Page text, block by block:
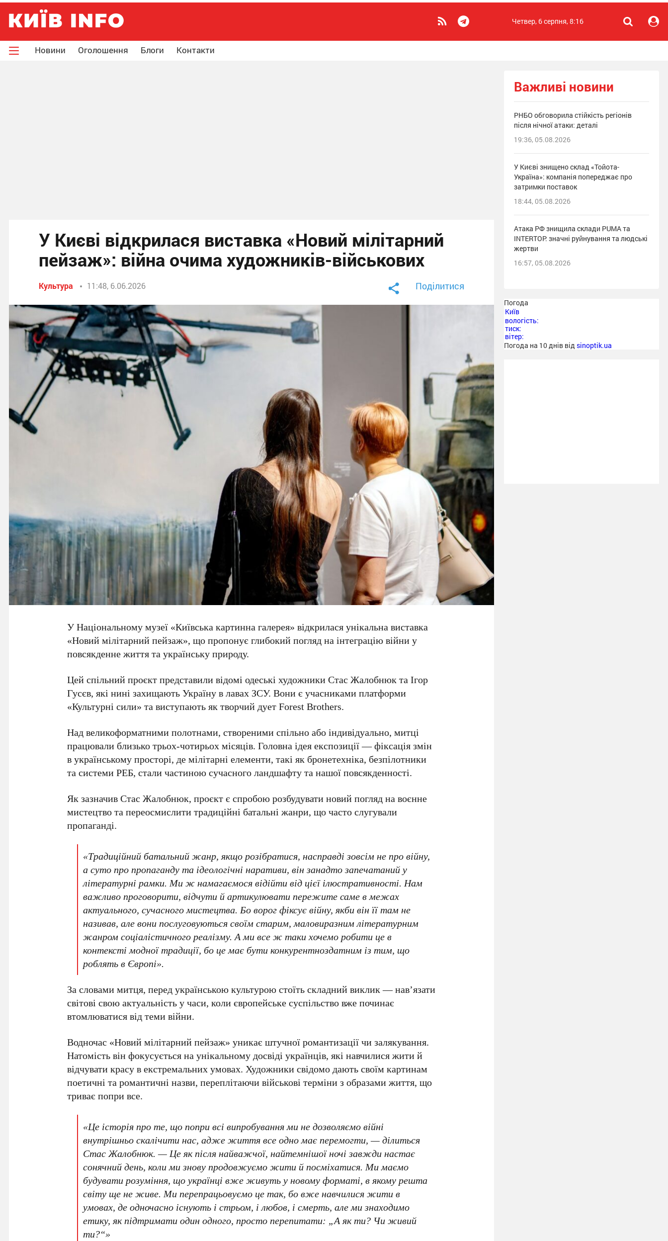
Четвер, 6 серпня, 8:16
Новини Оголошення Блоги Контакти
У Києві відкрилася виставка «Новий мілітарний
пейзаж»: війна очима художників-військових
Культура 11:48, 6.06.2026 Поділитися
УНаціональному музеї «Київська картинна галерея» відкрилася унікальна виставка
«Новий мілітарний пейзаж», що пропонує глибокий погляд на інтеграцію війни у
повсякденне життя та українську природу.
Цей спільний проєкт представили відомі одеські художникиСтас ЖалобнюктаІгор
Гусєв, які нині захищають Україну в лавах ЗСУ. Вони є учасниками платформи
«Культурні сили» та виступають як творчий дуетForest Brothers.
Над великоформатними полотнами, створеними спільно або індивідуально, митці
працювали близькотрьох-чотирьох місяців. Головна ідея експозиції — фіксація змін
в українському просторі, де мілітарні елементи, такі як бронетехніка, безпілотники
та системи РЕБ, стали частиною сучасного ландшафту та нашої повсякденності.
Як зазначивСтас Жалобнюк, проєкт є спробою розбудувати новий погляд на воєнне
мистецтво та переосмислити традиційні батальні жанри, що часто слугували
пропаганді.
«Традиційний батальний жанр, якщо розібратися, насправді зовсім не про війну,
а суто про пропаганду та ідеологічні наративи, він занадто запечатаний у
літературні рамки. Ми ж намагаємося відійти від цієї ілюстративності. Нам
важливо проговорити, відчути й артикулювати пережите саме в межах
актуального, сучасного мистецтва. Бо ворог фіксує війну, якби він її там не
називав, але вони послуговуються своїм старим, маловиразним літературним
жанром соціалістичного реалізму. А ми все ж таки хочемо робити це в
контексті модної традиції, бо це має бути конкурентноздатним із тим, що
роблять в Європі».
За словами митця, перед українською культурою стоїть складний виклик — нав’язати
світові свою актуальність у часи, коли європейське суспільство вже починає
втомлюватися від теми війни.
Водночас «Новий мілітарний пейзаж» уникає штучної романтизації чи залякування.
Натомість він фокусується на унікальному досвіді українців, які навчилися жити й
відчувати красу в екстремальних умовах. Художники свідомо дають своїм картинам
поетичні та романтичні назви, переплітаючи військові терміни з образами життя, що
триває попри все.
«Це історія про те, що попри всі випробування ми не дозволяємо війні
внутрішньо скалічити нас, адже життя все одно має перемогти, — ділиться
Стас Жалобнюк. — Це як після найважчої, найтемнішої ночі завжди настає
сонячний день, коли ми знову продовжуємо жити й посміхатися. Ми маємо
будувати розуміння, що українці вже живуть у новому форматі, в якому решта
світу ще не живе. Ми перепрацьовуємо це так, бо вже навчилися жити в
умовах, де одночасно існують і стрьом, і любов, і смерть, але ми знаходимо
етику, як підтримати один одного, просто перепитати: „А як ти? Чи живий
ти?“»
Важливі новини
РНБО обговорила стійкість регіонів
після нічної атаки: деталі
19:36, 05.08.2026
У Києві знищено склад «Тойота-
Україна»: компанія попереджає про
затримки поставок
18:44, 05.08.2026
Атака РФ знищила склади PUMA та
INTERTOP: значні руйнування та людські
жертви
16:57, 05.08.2026
Погода
Київ
вологість:
тиск:
вітер:
Погода на 10 днів від sinoptik.ua